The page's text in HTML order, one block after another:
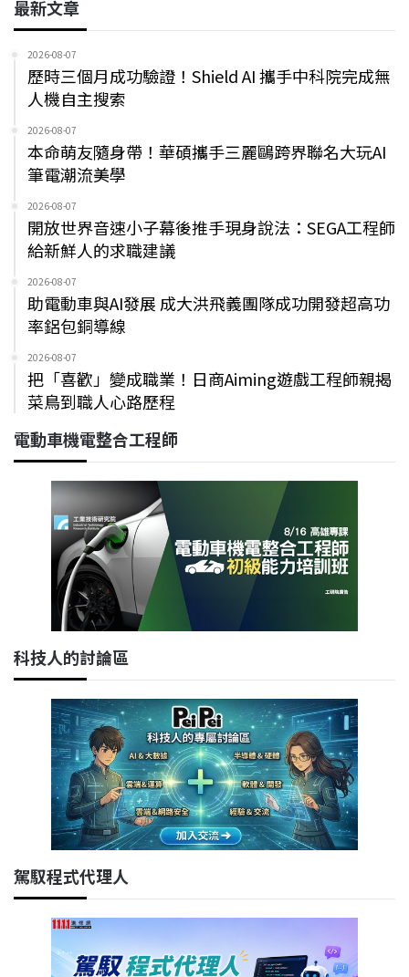
最新文章
2026-08-07
歷時三個月成功驗證！Shield AI 攜手中科院完成無
人機自主搜索
2026-08-07
本命萌友隨身帶！華碩攜手三麗鷗跨界聯名大玩AI
筆電潮流美學
2026-08-07
開放世界音速小子幕後推手現身說法：SEGA工程師
給新鮮人的求職建議
2026-08-07
助電動車與AI發展 成大洪飛義團隊成功開發超高功
率鋁包銅導線
2026-08-07
把「喜歡」變成職業！日商Aiming遊戲工程師親揭
菜鳥到職人心路歷程
電動車機電整合工程師
科技人的討論區
駕馭程式代理人